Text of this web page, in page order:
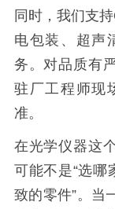
同时，我们支
电包装、超声
务。对品质有
驻厂工程师现
准。
在光学仪器这
可能不是“选哪
致的零件”。当